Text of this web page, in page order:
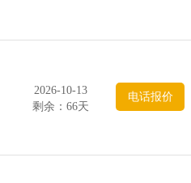
2026-10-13
剩余：66天
电话报价